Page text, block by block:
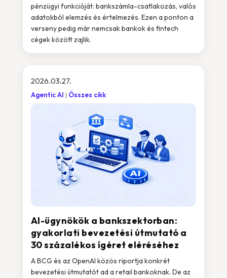
pénzügyi funkcióját: bankszámla-csatlakozás, valós
adatokból elemzés és értelmezés. Ezen a ponton a
verseny pedig már nemcsak bankok és fintech
cégek között zajlik.
AI-ügynökök a bankszektorban:
gyakorlati bevezetési útmutató a
30 százalékos ígéret eléréséhez
2026.03.27.
Agentic AI Összes cikk
A BCG és az OpenAI közös riportja konkrét
bevezetési útmutatót ad a retail bankoknak. De az